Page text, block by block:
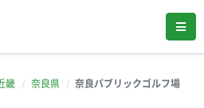
畿 奈良県 奈良パブリックゴルフ場